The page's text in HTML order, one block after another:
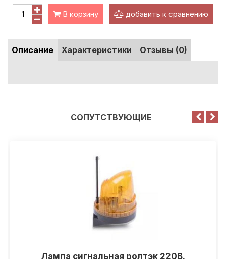
В корзину добавить к сравнению
Описание Характеристики Отзывы (0)
CОПУТСТВУЮЩИЕ
Лампа сигнальная ролтэк 220В.